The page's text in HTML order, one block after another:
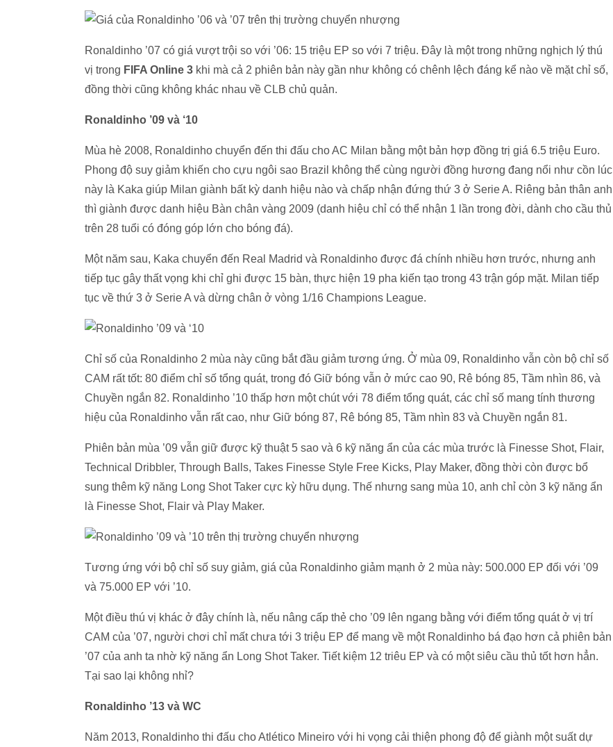
Ronaldinho ’07 có giá vượt trội so với ’06: 15 triệu EP so với 7 triệu. Đây là một trong những nghịch lý thú
vị trong FIFA Online 3 khi mà cả 2 phiên bản này gần như không có chênh lệch đáng kể nào về mặt chỉ số,
đồng thời cũng không khác nhau về CLB chủ quản.
Ronaldinho ’09 và ‘10
Mùa hè 2008, Ronaldinho chuyển đến thi đấu cho AC Milan bằng một bản hợp đồng trị giá 6.5 triệu Euro.
Phong độ suy giảm khiến cho cựu ngôi sao Brazil không thể cùng người đồng hương đang nổi như cồn lúc
này là Kaka giúp Milan giành bất kỳ danh hiệu nào và chấp nhận đứng thứ 3 ở Serie A. Riêng bản thân anh
thì giành được danh hiệu Bàn chân vàng 2009 (danh hiệu chỉ có thể nhận 1 lần trong đời, dành cho cầu thủ
trên 28 tuổi có đóng góp lớn cho bóng đá).
Một năm sau, Kaka chuyển đến Real Madrid và Ronaldinho được đá chính nhiều hơn trước, nhưng anh
tiếp tục gây thất vọng khi chỉ ghi được 15 bàn, thực hiện 19 pha kiến tạo trong 43 trận góp mặt. Milan tiếp
tục về thứ 3 ở Serie A và dừng chân ở vòng 1/16 Champions League.
Chỉ số của Ronaldinho 2 mùa này cũng bắt đầu giảm tương ứng. Ở mùa 09, Ronaldinho vẫn còn bộ chỉ số
CAM rất tốt: 80 điểm chỉ số tổng quát, trong đó Giữ bóng vẫn ở mức cao 90, Rê bóng 85, Tầm nhìn 86, và
Chuyền ngắn 82. Ronaldinho ’10 thấp hơn một chút với 78 điểm tổng quát, các chỉ số mang tính thương
hiệu của Ronaldinho vẫn rất cao, như Giữ bóng 87, Rê bóng 85, Tầm nhìn 83 và Chuyền ngắn 81.
Phiên bản mùa ’09 vẫn giữ được kỹ thuật 5 sao và 6 kỹ năng ẩn của các mùa trước là Finesse Shot, Flair,
Technical Dribbler, Through Balls, Takes Finesse Style Free Kicks, Play Maker, đồng thời còn được bổ
sung thêm kỹ năng Long Shot Taker cực kỳ hữu dụng. Thế nhưng sang mùa 10, anh chỉ còn 3 kỹ năng ẩn
là Finesse Shot, Flair và Play Maker.
Tương ứng với bộ chỉ số suy giảm, giá của Ronaldinho giảm mạnh ở 2 mùa này: 500.000 EP đối với ’09
và 75.000 EP với ’10.
Một điều thú vị khác ở đây chính là, nếu nâng cấp thẻ cho ’09 lên ngang bằng với điểm tổng quát ở vị trí
CAM của ’07, người chơi chỉ mất chưa tới 3 triệu EP để mang về một Ronaldinho bá đạo hơn cả phiên bản
’07 của anh ta nhờ kỹ năng ẩn Long Shot Taker. Tiết kiệm 12 triêu EP và có một siêu cầu thủ tốt hơn hẳn.
Tại sao lại không nhỉ?
Ronaldinho ’13 và WC
Năm 2013, Ronaldinho thi đấu cho Atlético Mineiro với hi vọng cải thiện phong độ để giành một suất dự